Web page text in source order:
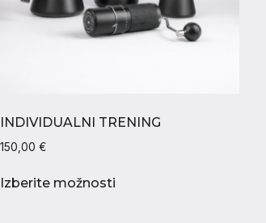
INDIVIDUALNI TRENING
150,00 €
Izberite možnosti